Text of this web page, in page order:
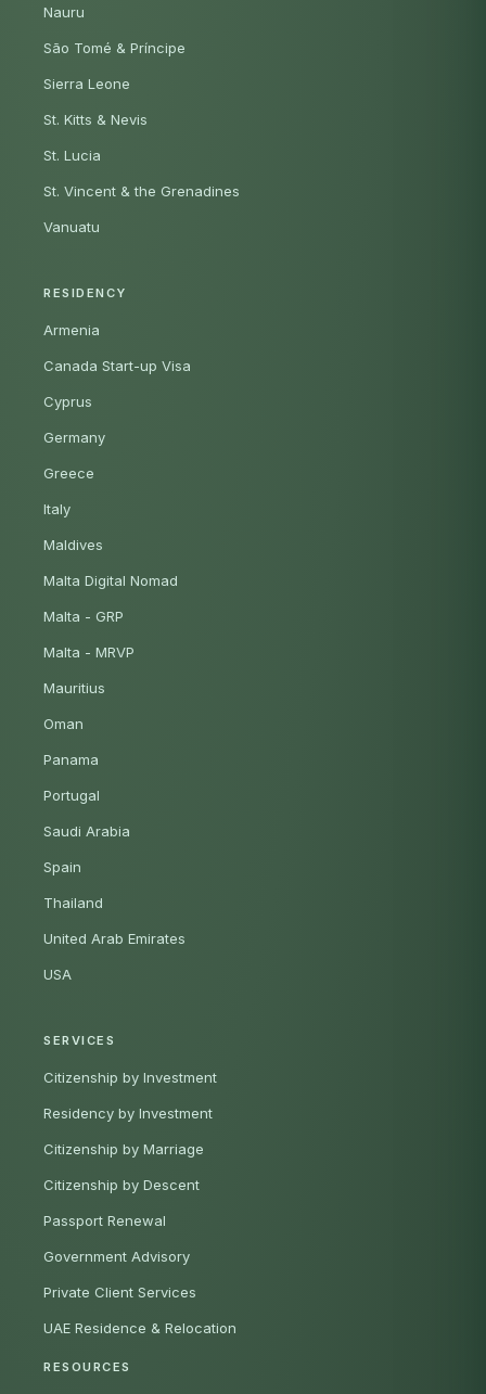
Nauru
São Tomé & Príncipe
Sierra Leone
St. Kitts & Nevis
St. Lucia
St. Vincent & the Grenadines
Vanuatu
RESIDENCY
Armenia
Canada Start-up Visa
Cyprus
Germany
Greece
Italy
Maldives
Malta Digital Nomad
Malta - GRP
Malta - MRVP
Mauritius
Oman
Panama
Portugal
Saudi Arabia
Spain
Thailand
United Arab Emirates
USA
SERVICES
Citizenship by Investment
Residency by Investment
Citizenship by Marriage
Citizenship by Descent
Passport Renewal
Government Advisory
Private Client Services
UAE Residence & Relocation
RESOURCES